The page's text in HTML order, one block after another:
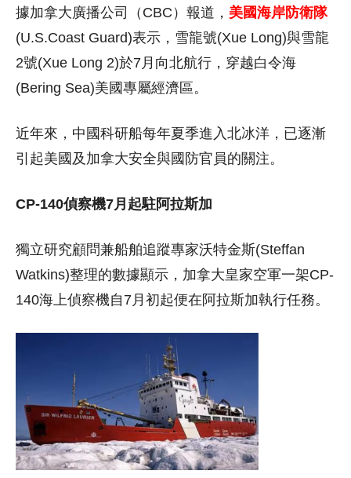
據加拿大廣播公司（CBC）報道， 美國海岸防衛隊
(U.S.Coast Guard)表示，雪龍號(Xue Long)與雪龍
2號(Xue Long 2)於7月向北航行，穿越白令海
(Bering Sea)美國專屬經濟區。
近年來，中國科研船每年夏季進入北冰洋，已逐漸
引起美國及加拿大安全與國防官員的關注。
CP-140偵察機7月起駐阿拉斯加
獨立研究顧問兼船舶追蹤專家沃特金斯(Steffan
Watkins)整理的數據顯示，加拿大皇家空軍一架CP-
140海上偵察機自7月初起便在阿拉斯加執行任務。